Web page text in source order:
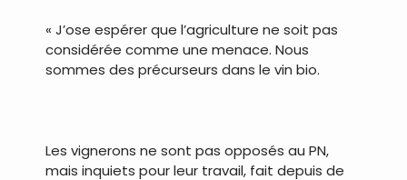
« J’ose espérer que l’agriculture ne soit pas
considérée comme une menace. Nous
sommes des précurseurs dans le vin bio.
Les vignerons ne sont pas opposés au PN,
mais inquiets pour leur travail, fait depuis de